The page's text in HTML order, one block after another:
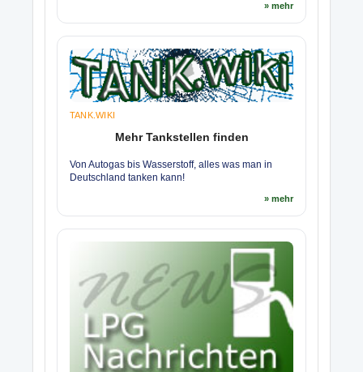
» mehr
TANK.WIKI
Mehr Tankstellen finden
Von Autogas bis Wasserstoff, alles was man in
Deutschland tanken kann!
» mehr